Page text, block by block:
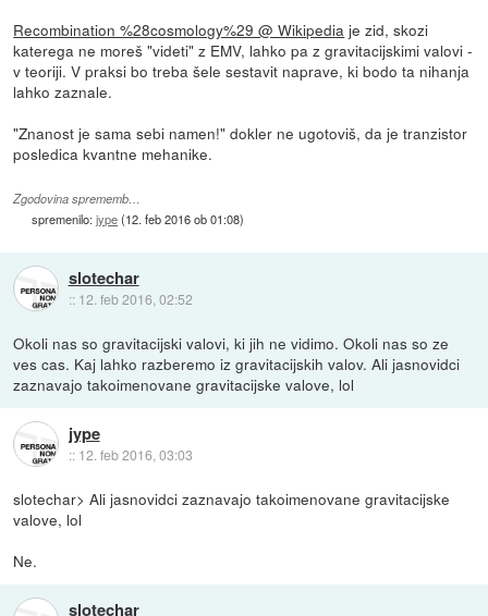
Recombination %28cosmology%29 @ Wikipedia je zid, skozi
katerega ne moreš "videti" z EMV, lahko pa z gravitacijskimi valovi -
v teoriji. V praksi bo treba šele sestavit naprave, ki bodo ta nihanja
lahko zaznale.
"Znanost je sama sebi namen!" dokler ne ugotoviš, da je tranzistor
posledica kvantne mehanike.
Zgodovina sprememb…
spremenilo:jype(12. feb 2016 ob 01:08)
slotechar
:: 12. feb 2016, 02:52
Okoli nas so gravitacijski valovi, ki jih ne vidimo. Okoli nas so ze
ves cas. Kaj lahko razberemo iz gravitacijskih valov. Ali jasnovidci
zaznavajo takoimenovane gravitacijske valove, lol
jype
:: 12. feb 2016, 03:03
slotechar> Ali jasnovidci zaznavajo takoimenovane gravitacijske
valove, lol
Ne.
slotechar